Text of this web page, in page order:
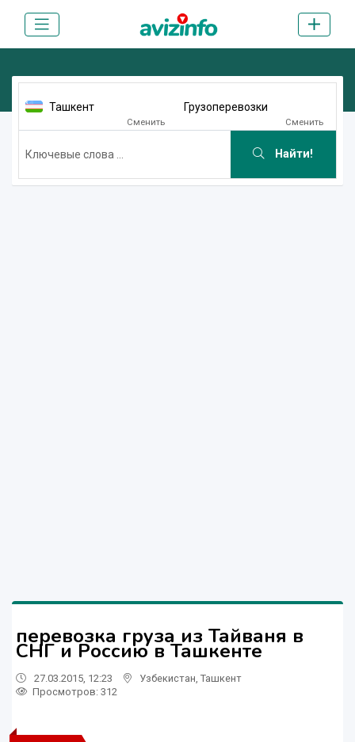
Ташкент
Сменить
Грузоперевозки
Сменить
Найти!
перевозка груза из Тайваня в
СНГ и Россию в Ташкенте
27.03.2015, 12:23 Узбекистан Ташкент
Просмотров: 312